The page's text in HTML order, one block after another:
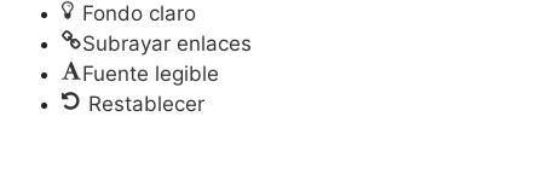
Fondo claro
Subrayar enlaces
Fuente legible
Restablecer